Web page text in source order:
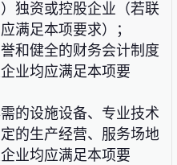
独资或控股企业（若联
满足本项要求）；
和健全的财务会计制度
业均应满足本项要
的设施设备、专业技术
的生产经营、服务场地
业均应满足本项要